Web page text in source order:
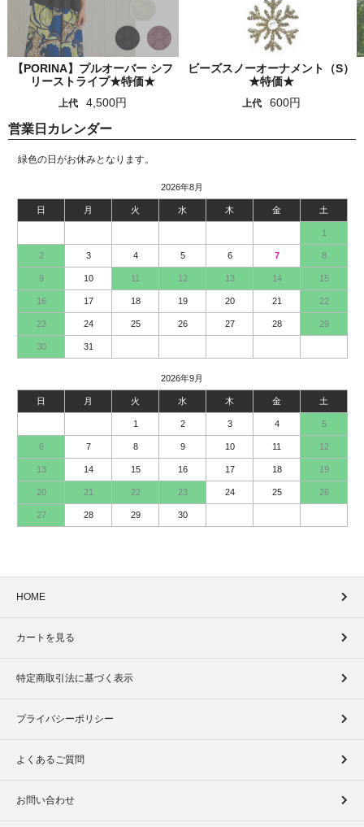
【PORINA】プルオーバー シフ
リーストライプ★特価★
上代 4,500円
ビーズスノーオーナメント（S）
★特価★
上代 600円
営業日カレンダー
緑色の日がお休みとなります。
2026年8月
日 月 火 水 木 金 土
1
2 3 4 5 6 7 8
9 10 11 12 13 14 15
16 17 18 19 20 21 22
23 24 25 26 27 28 29
30 31
2026年9月
日 月 火 水 木 金 土
1 2 3 4 5
6 7 8 9 10 11 12
13 14 15 16 17 18 19
20 21 22 23 24 25 26
27 28 29 30
HOME
カートを見る
特定商取引法に基づく表示
プライバシーポリシー
よくあるご質問
お問い合わせ